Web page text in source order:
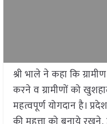
श्री भाले ने कहा कि
करने व ग्रामीणों को
महत्वपूर्ण योगदान है।